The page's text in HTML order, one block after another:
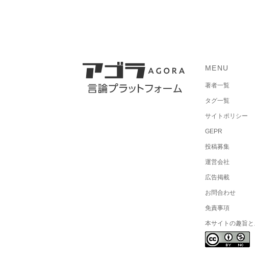
MENU
著者一覧
タグ一覧
サイトポリシー
GEPR
投稿募集
運営会社
広告掲載
お問合わせ
免責事項
本サイトの趣旨